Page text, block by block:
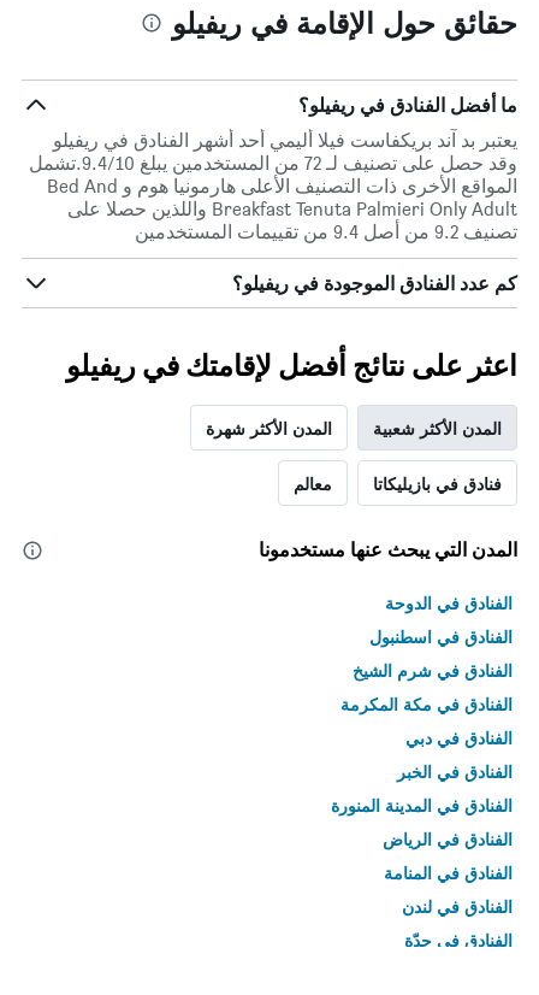
حقائق حول الإقامة في ريفيلو
ما أفضل الفنادق في ريفيلو؟
يعتبر بد آند بريكفاست فيلا أليمي أحد أشهر الفنادق في ريفيلو
وقد حصل على تصنيف لـ 72 من المستخدمين يبلغ 9.4/10.تشمل
المواقع الأخرى ذات التصنيف الأعلى هارمونيا هوم و Bed And
Breakfast Tenuta Palmieri Only Adult واللذين حصلا على
تصنيف 9.2 من أصل 9.4 من تقييمات المستخدمين
كم عدد الفنادق الموجودة في ريفيلو؟
اعثر على نتائج أفضل لإقامتك في ريفيلو
المدن الأكثر شعبية المدن الأكثر شهرة
فنادق في بازيليكاتا معالم
المدن التي يبحث عنها مستخدمونا
الفنادق في الدوحة
الفنادق في اسطنبول
الفنادق في شرم الشيخ
الفنادق في مكة المكرمة
الفنادق في دبي
الفنادق في الخبر
الفنادق في المدينة المنورة
الفنادق في الرياض
الفنادق في المنامة
الفنادق في لندن
الفنادق في جدّة